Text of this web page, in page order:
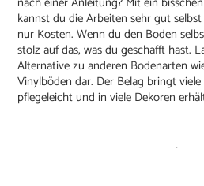
kannst du die Arbeiten sehr gut
nur Kosten. Wenn du den Boden
stolz auf das, was du geschafft hast.
Alternative zu anderen Bodenarten
Vinylböden dar. Der Belag bringt
pflegeleicht und in viele Dekoren